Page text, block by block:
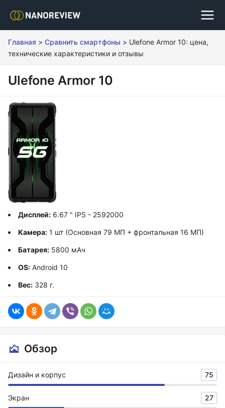
Главная > Сравнить смартфоны > Ulefone Armor 10: цена,
технические характеристики и отзывы
Ulefone Armor 10
Дисплей: 6.67 " IPS - 2592000
Камера: 1 шт (Основная 79 МП + фронтальная 16 МП)
Батарея: 5800 мАч
OS: Android 10
Вес: 328 г.
Обзор
Дизайн и корпус 75
Экран 27